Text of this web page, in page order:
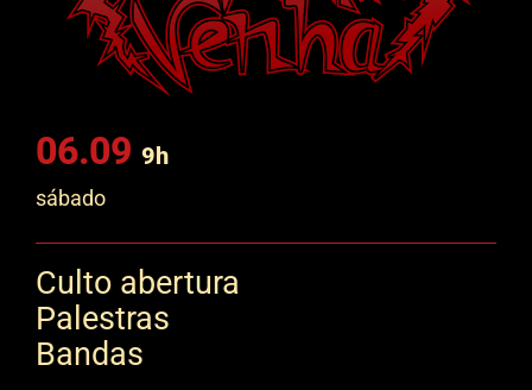
06.09 9h
sábado
Culto abertura
Palestras
Bandas